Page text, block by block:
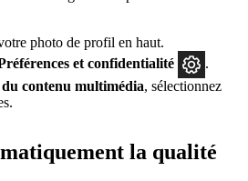
photo de profil en haut.
et confidentialité
.
contenu multimédia, sélectionnez
la qualité